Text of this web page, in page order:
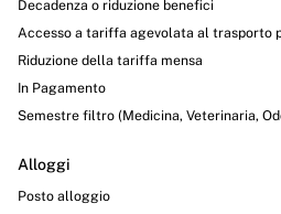
Decadenza o riduzione benefici
Accesso a tariffa agevolata al trasporto
Riduzione della tariffa mensa
In Pagamento
Semestre filtro (Medicina, Veterinaria,
Alloggi
Posto alloggio